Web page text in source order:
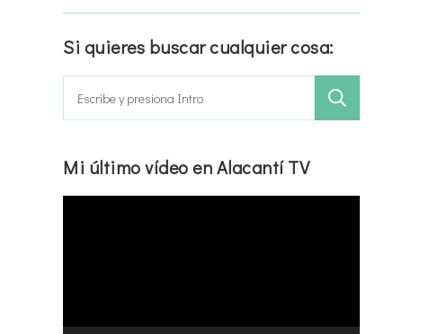
Si quieres buscar cualquier cosa:
Buscar:
Mi último vídeo en Alacantí TV